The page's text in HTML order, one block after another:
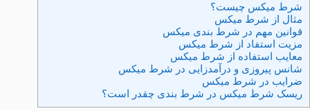
شرط میکس چیست؟
مثال از شرط میکس
قوانین مهم در شرط بندی میکس
مزیت استفاد از شرط میکس
معایب استفاده از شرط میکس
شانس پیروزی و درآمدزایی در شرط میکس
ضرایب در شرط میکس
ریسک شرط میکس در شرط بندی چقدر است؟